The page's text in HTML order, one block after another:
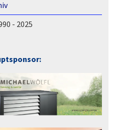
- 2025